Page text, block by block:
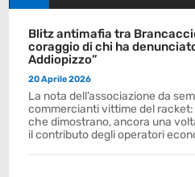
Blitz antimafia tra
coraggio di chi ha
Addiopizzo”
20 Aprile 2026
La nota dell’associazione da
commercianti vittime del racket:
che dimostrano, ancora una
il contributo degli operatori